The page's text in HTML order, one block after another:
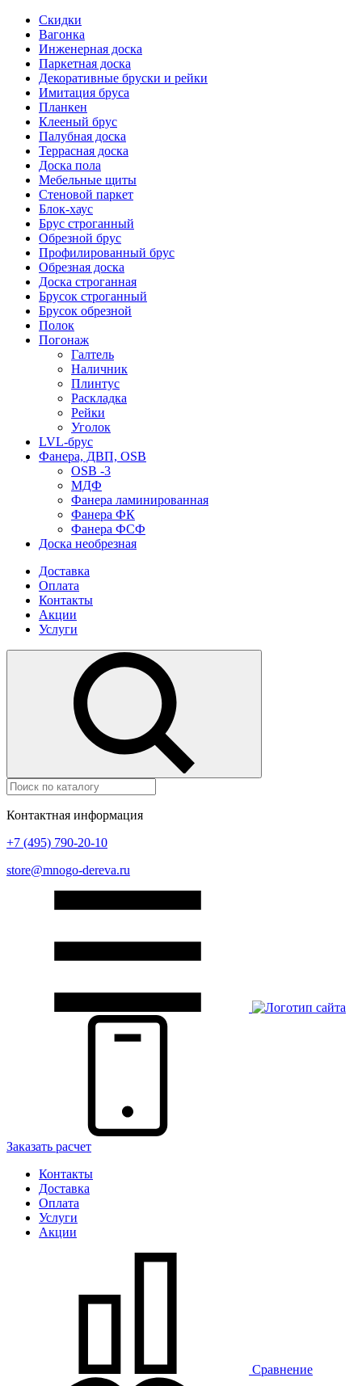
Скидки
Вагонка
Инженерная доска
Паркетная доска
Декоративные бруски и рейки
Имитация бруса
Планкен
Клееный брус
Палубная доска
Террасная доска
Доска пола
Мебельные щиты
Стеновой паркет
Блок-хаус
Брус строганный
Обрезной брус
Профилированный брус
Обрезная доска
Доска строганная
Брусок строганный
Брусок обрезной
Полок
Погонаж
Галтель
Наличник
Плинтус
Раскладка
Рейки
Уголок
LVL-брус
Фанера, ДВП, OSB
OSB -3
МДФ
Фанера ламинированная
Фанера ФК
Фанера ФСФ
Доска необрезная
Доставка
Оплата
Контакты
Акции
Услуги
Контактная информация
+7 (495) 790-20-10
store@mnogo-dereva.ru
Заказать расчет
Контакты
Доставка
Оплата
Услуги
Акции
Сравнение